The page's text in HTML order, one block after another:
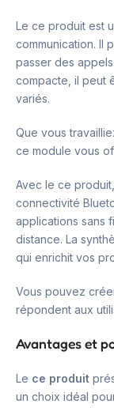
Le ce produit est
communication. Il
passer des
compacte, il peut
variés.
Que vous
ce module vous
Avec le ce
connectivité
applications sans
distance. La
qui enrichit vos
Vous pouvez
répondent aux
Avantages et
Le ce produit
un choix idéal